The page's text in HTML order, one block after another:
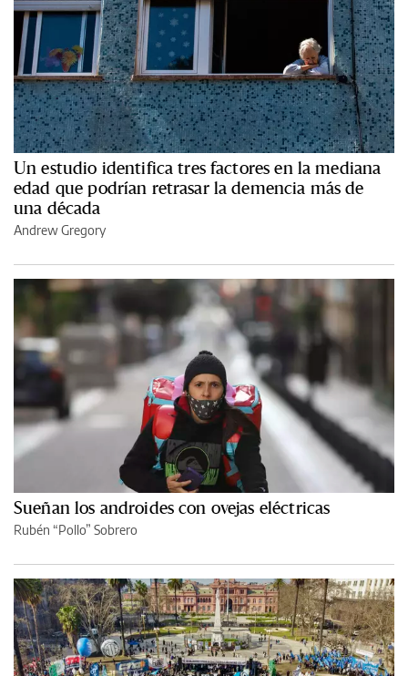
Un estudio identifica tres factores en la mediana
edad que podrían retrasar la demencia más de
una década
Andrew Gregory
Sueñan los androides con ovejas eléctricas
Rubén “Pollo” Sobrero